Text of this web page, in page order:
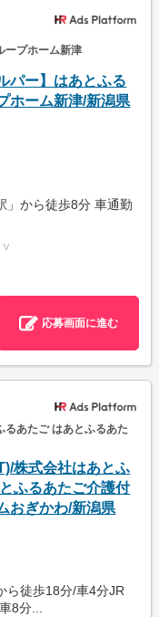
ープホーム新津
パー】はあとふる
ホーム新津/新潟県
」から徒歩8分 車通勤
∨
応募画面に進む
あたご はあとふるあた
株式会社はあとふ
ふるあたご介護付
おぎかわ/新潟県
ら徒歩18分/車4分JR
8分...